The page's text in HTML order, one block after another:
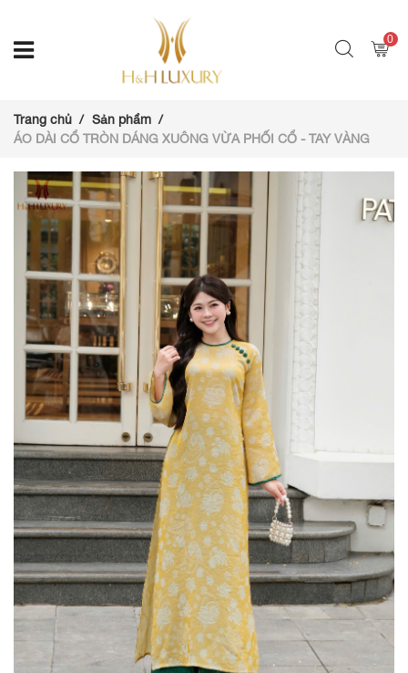
0
Trang chủ
Sản phẩm
ÁO DÀI CỔ TRÒN DÁNG XUÔNG VỪA PHỐI CỔ - TAY VÀNG